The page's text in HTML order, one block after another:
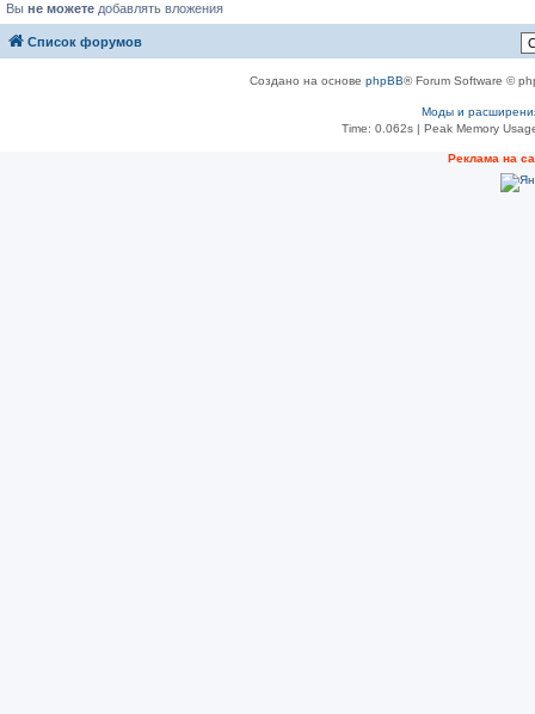
Вы не можете добавлять вложения
Список форумов
Создано на основе phpBB® Forum Software ©
Моды и
Time: 0.062s| Peak Memory
Реклама на